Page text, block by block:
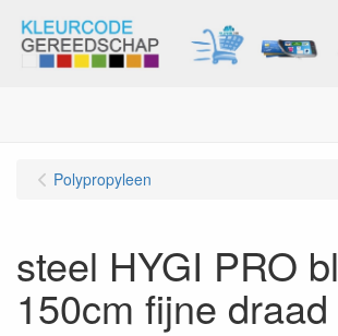
Polypropyleen
steel HYGI PRO
150cm fijne